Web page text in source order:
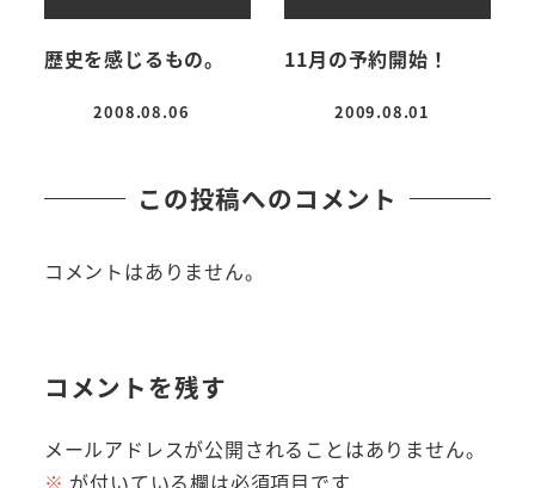
歴史を感じるもの。
投稿日
2008.08.06
11月の予約開始！
投稿日
2009.08.01
この投稿へのコメント
コメントはありません。
コメントを残す
メールアドレスが公開されることはありません。
※ が付いている欄は必須項目です